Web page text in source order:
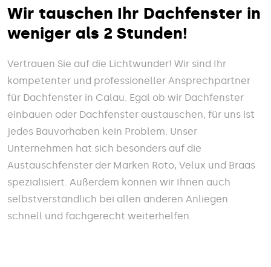
Wir tauschen Ihr Dachfenster in
weniger als 2 Stunden!
Vertrauen Sie auf die Lichtwunder! Wir sind Ihr
kompetenter und professioneller Ansprechpartner
für Dachfenster in Calau. Egal ob wir Dachfenster
einbauen oder Dachfenster austauschen, für uns ist
jedes Bauvorhaben kein Problem. Unser
Unternehmen hat sich besonders auf die
Austauschfenster der Marken Roto, Velux und Braas
spezialisiert. Außerdem können wir Ihnen auch
selbstverständlich bei allen anderen Anliegen
schnell und fachgerecht weiterhelfen.